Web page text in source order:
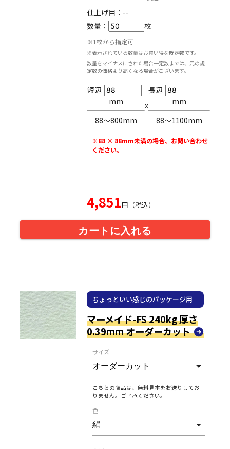
仕上げ目： --
数量：
枚
※1枚から指定可
※表示されている数量はお買い得な既定数です。
数量をマイナスにされた場合一定数までは、元の規
定数の価格より高くなる場合がございます。
短辺
mm
88〜800mm
x
長辺
mm
88〜1100mm
※88 × 88mm未満の場合、お問い合わせ
ください。
4,851円（税込）
カートに入れる
ちょっといい感じのパッケージ用
紙
マーメイド-FS 240kg 厚さ
0.39mm オーダーカット
サイズ
こちらの商品は、無料見本をお送りしてお
りません。ご了承ください。
色